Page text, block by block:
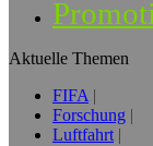
Aktuelle Themen
FIFA
Forschung
Luftfahrt